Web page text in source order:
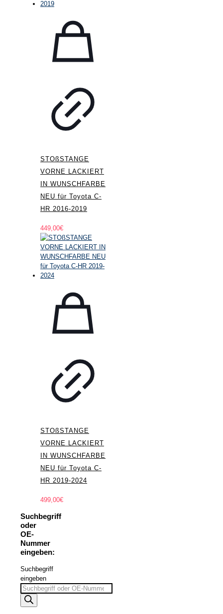
STOßSTANGE
VORNE LACKIERT
IN WUNSCHFARBE
NEU für Toyota C-
HR 2016-2019
449,00€
STOßSTANGE
VORNE LACKIERT
IN WUNSCHFARBE
NEU für Toyota C-
HR 2019-2024
499,00€
Suchbegriff
oder
OE-
Nummer
eingeben:
Suchbegriff
eingeben